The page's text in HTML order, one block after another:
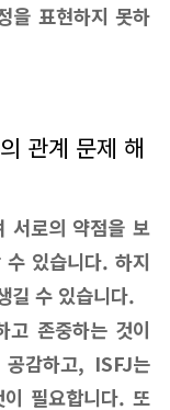
을 표현하지 못하
관계 문제 해
서로의 약점을 보
있습니다. 하지
길 수 있습니다.
고 존중하는 것이
감하고, ISFJ는
필요합니다. 또